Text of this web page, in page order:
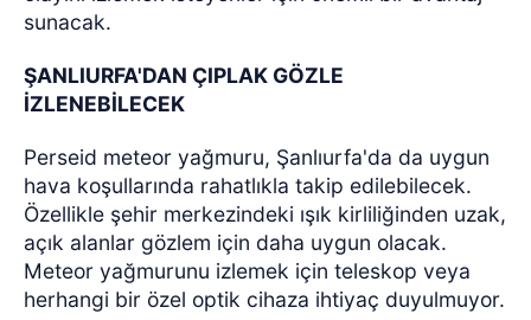
sunacak.
ŞANLIURFA'DAN ÇIPLAK GÖZLE
İZLENEBİLECEK
Perseid meteor yağmuru, Şanlıurfa'da da uygun
hava koşullarında rahatlıkla takip edilebilecek.
Özellikle şehir merkezindeki ışık kirliliğinden uzak,
açık alanlar gözlem için daha uygun olacak.
Meteor yağmurunu izlemek için teleskop veya
herhangi bir özel optik cihaza ihtiyaç duyulmuyor.